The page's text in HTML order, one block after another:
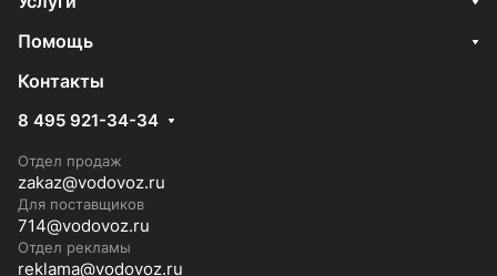
Помощь
Контакты
8 495 921-34-34
Отдел продаж
zakaz@vodovoz.ru
Для поставщиков
714@vodovoz.ru
Отдел рекламы
reklama@vodovoz.ru